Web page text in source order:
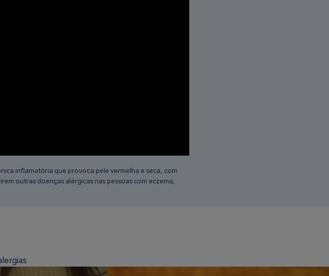
inflamatória que provoca pele vermelha e seca, com
outras doenças alérgicas nas pessoas com eczema,